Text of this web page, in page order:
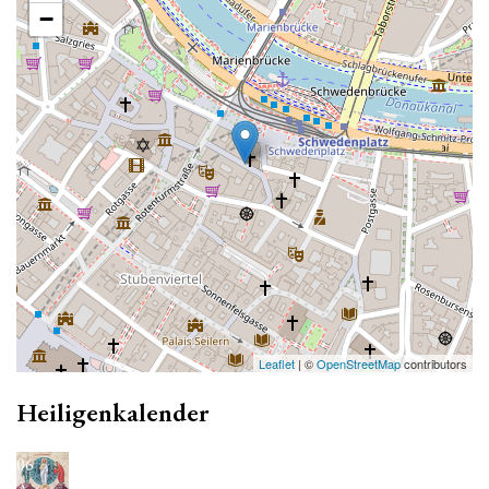
−
Leaflet| ©OpenStreetMapcontributors
Heiligenkalender
06